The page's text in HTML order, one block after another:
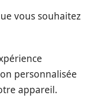
vous souhaitez
personnalisée
appareil.